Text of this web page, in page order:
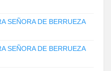
SEÑORA DE BERRUEZA
SEÑORA DE BERRUEZA